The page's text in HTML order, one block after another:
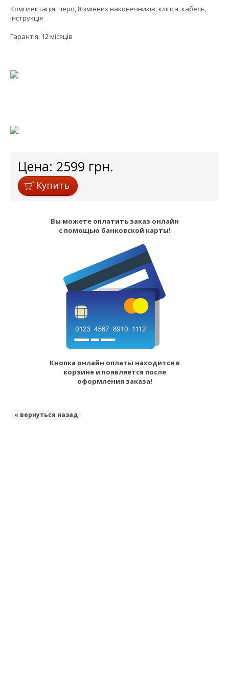
Комплектація: перо, 8 змінних наконечників, кліпса, кабель,
інструкція
Гарантія: 12 місяців
Цена: 2599 грн.
Купить
Вы можете оплатить заказ онлайн
с помощью банковской карты!
Кнопка онлайн оплаты находится в
корзине и появляется после
оформления заказа!
« вернуться назад